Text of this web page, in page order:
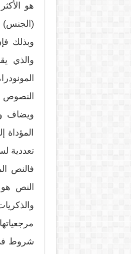
هو
(الجنس)
وبذلك
والذي
النصوص
ويضاف
تعددية
فالنص
النص
شروط في